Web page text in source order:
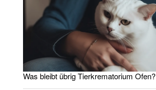
Was bleibt übrig Tierkrematorium Ofen?